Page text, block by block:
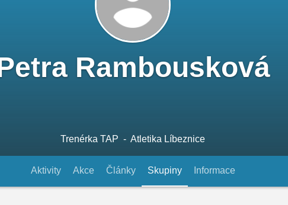
Rambousková
Trenérka TAP - Atletika Líbeznice
Aktivity Akce Články Skupiny(aktivní záložka)
Informace